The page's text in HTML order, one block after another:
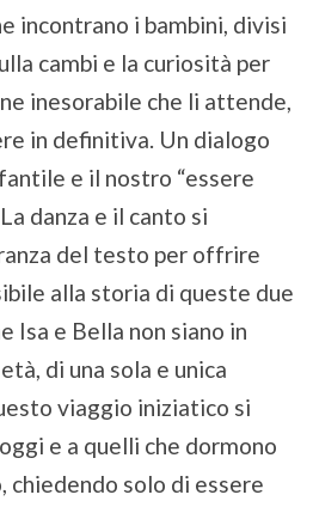
incontrano i bambini, divisi
cambi e la curiosità per
inesorabile che li attende,
in definitiva. Un dialogo
e il nostro “essere
danza e il canto si
del testo per offrire
alla storia di queste due
Isa e Bella non siano in
di una sola e unica
viaggio iniziatico si
e a quelli che dormono
chiedendo solo di essere